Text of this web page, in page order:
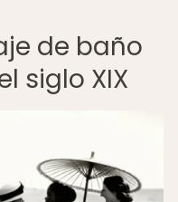
de baño
siglo XIX